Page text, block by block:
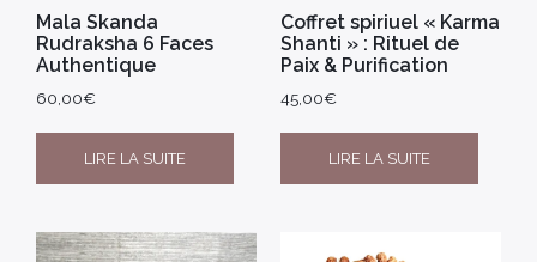
Mala Skanda
Rudraksha 6 Faces
Authentique
60,00€
LIRE LA SUITE
Coffret spiriuel « Karma
Shanti » : Rituel de
Paix & Purification
45,00€
LIRE LA SUITE